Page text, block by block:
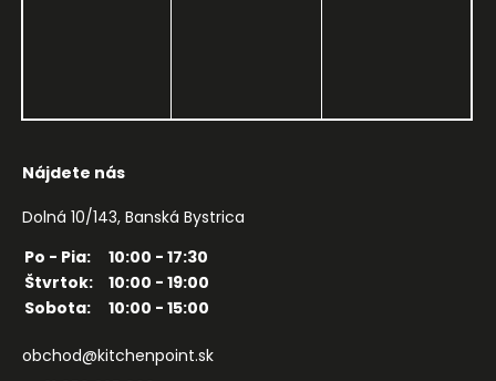
Nájdete nás
Dolná 10/143, Banská Bystrica
Po - Pia:
10:00 - 17:30
Štvrtok:
10:00 - 19:00
Sobota:
10:00 - 15:00
obchod@kitchenpoint.sk